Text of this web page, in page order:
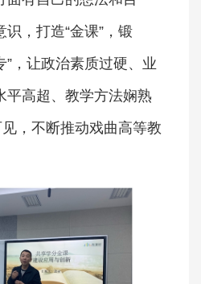
，打造“金课”，锻
”，让政治素质过硬、业
平高超、教学方法娴熟
见，不断推动戏曲高等教